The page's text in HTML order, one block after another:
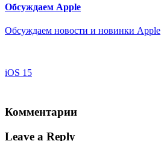
Обсуждаем Apple
Обсуждаем новости и новинки Apple
iOS 15
Комментарии
Leave a Reply